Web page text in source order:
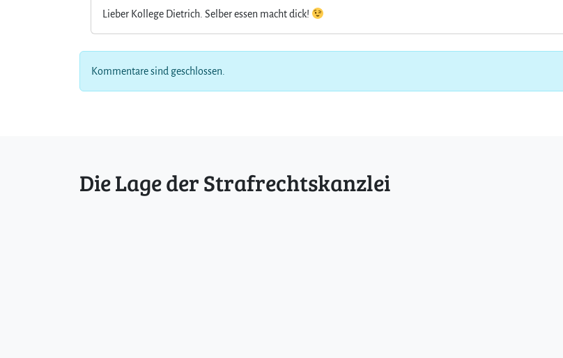
Lieber Kollege Dietrich. Selber essen macht dick!
Kommentare sind geschlossen.
Die Lage der Strafrechtskanzlei